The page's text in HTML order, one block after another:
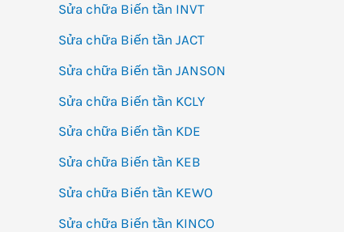
Sửa chữa Biến tần INVT
Sửa chữa Biến tần JACT
Sửa chữa Biến tần JANSON
Sửa chữa Biến tần KCLY
Sửa chữa Biến tần KDE
Sửa chữa Biến tần KEB
Sửa chữa Biến tần KEWO
Sửa chữa Biến tần KINCO